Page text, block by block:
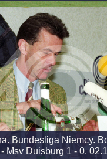
Bundesliga Niemcy.
Msv Duisburg 1 - 0.